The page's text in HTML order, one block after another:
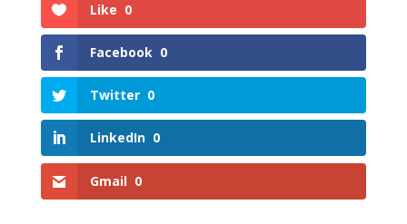
Like 0
Facebook 0
Twitter 0
LinkedIn 0
Gmail 0